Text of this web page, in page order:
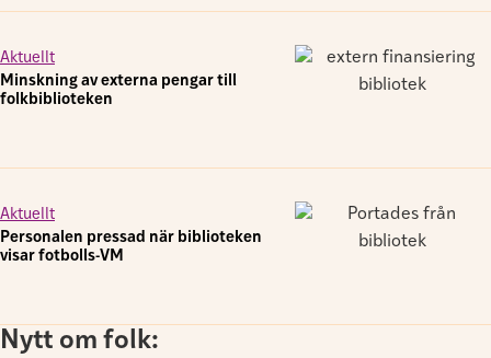
Aktuellt
Minskning av externa pengar till
folkbiblioteken
Aktuellt
Personalen pressad när biblioteken
visar fotbolls-VM
Nytt om folk: